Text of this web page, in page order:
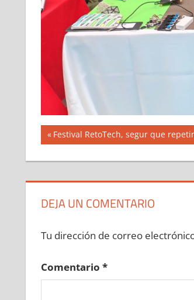
Navegación
de
entradas
Entrada
anterior:
Festival RetoTech, segur que
DEJA UN COMENTARIO
Tu dirección de correo
Comentario *